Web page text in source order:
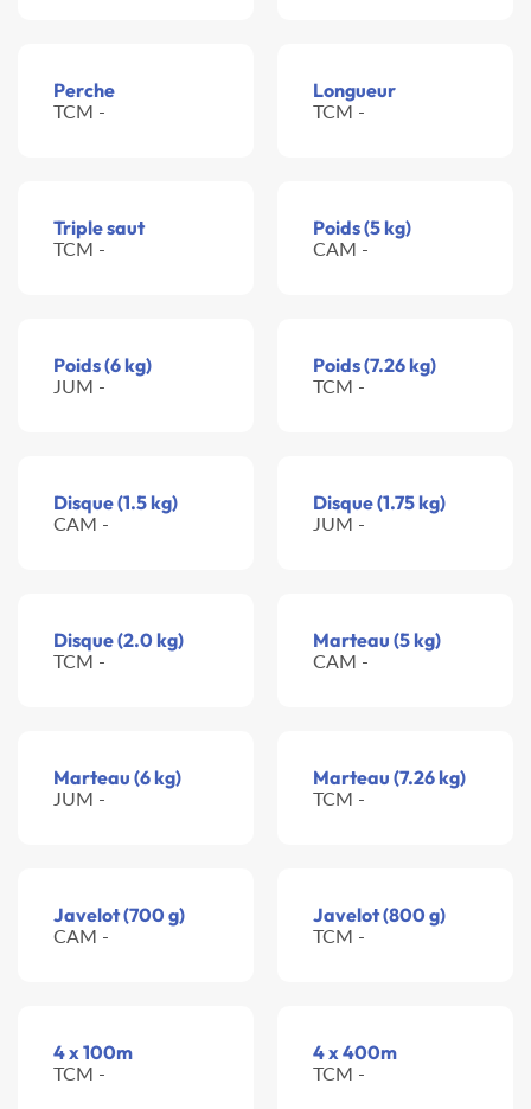
Perche
TCM -
Longueur
TCM -
Triple saut
TCM -
Poids (5 kg)
CAM -
Poids (6 kg)
JUM -
Poids (7.26 kg)
TCM -
Disque (1.5 kg)
CAM -
Disque (1.75 kg)
JUM -
Disque (2.0 kg)
TCM -
Marteau (5 kg)
CAM -
Marteau (6 kg)
JUM -
Marteau (7.26 kg)
TCM -
Javelot (700 g)
CAM -
Javelot (800 g)
TCM -
4 x 100m
TCM -
4 x 400m
TCM -